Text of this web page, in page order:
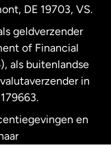
DE 19703, VS.
geldverzender
of Financial
als buitenlandse
in
en